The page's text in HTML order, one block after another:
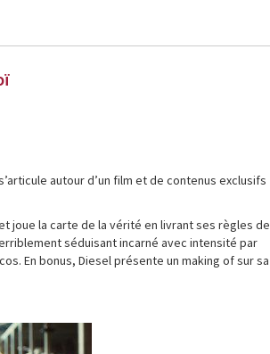
autour d’un film et de contenus exclusifs
joue la carte de la vérité en livrant ses règles de
séduisant incarné avec intensité par
En bonus, Diesel présente un making of sur sa